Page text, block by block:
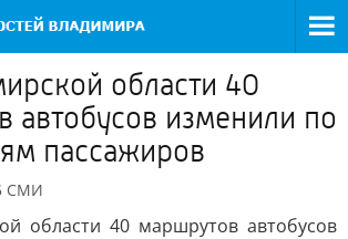
области 40
автобусов изменили по
пассажиров
СМИ
области 40 маршрутов автобусов